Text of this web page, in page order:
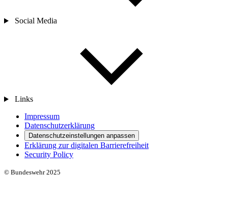
Social Media
Links
Impressum
Datenschutzerklärung
Datenschutzeinstellungen anpassen
Erklärung zur digitalen Barrierefreiheit
Security Policy
© Bundeswehr 2025